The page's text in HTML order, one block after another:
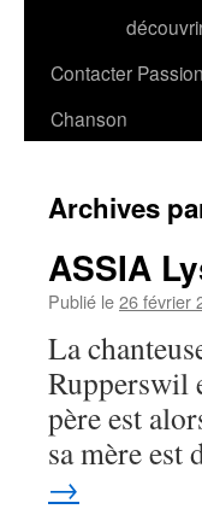
Contacter Passion
Chanson
Archives
ASSIA
Publié le26 février
La
Rupperswil
père est
sa mère
→